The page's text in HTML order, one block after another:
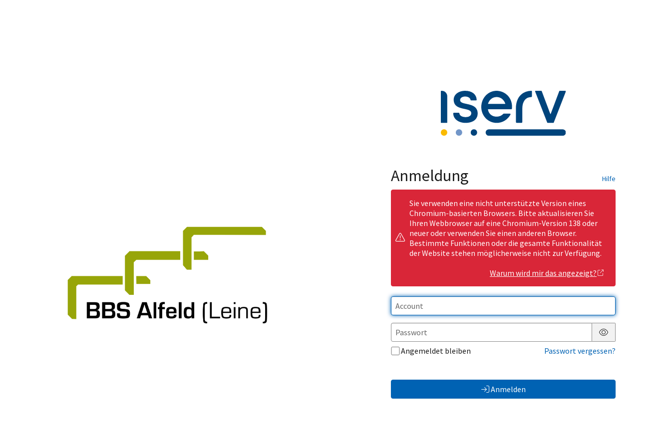
Anmeldung Hilfe
Sie verwenden eine nicht unterstützte Version eines
Chromium-basierten Browsers. Bitte aktualisieren Sie
Ihren Webbrowser auf eine Chromium-Version 138 oder
neuer oder verwenden Sie einen anderen Browser.
Bestimmte Funktionen oder die gesamte Funktionalität
der Website stehen möglicherweise nicht zur Verfügung.
Warum wird mir das angezeigt?
Passwort anzeigen
Angemeldet bleiben
Passwort vergessen?
Anmelden